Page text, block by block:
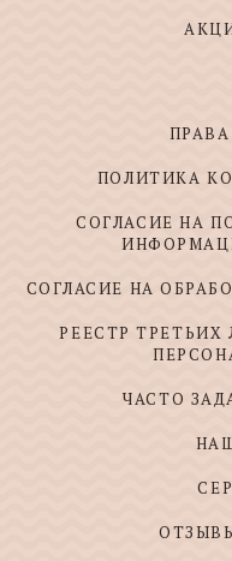
ПОЛИТИКА
СОГЛАСИЕ НА
СОГЛАСИЕ НА
РЕЕСТР
ЧАСТО